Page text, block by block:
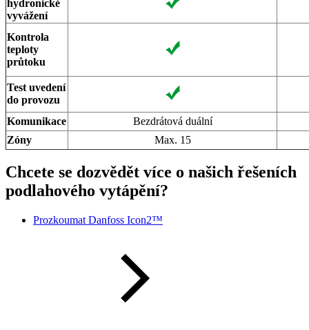
hydronické
vyvážení
Kontrola
teploty
průtoku
Test uvedení
do provozu
Komunikace
Bezdrátová duální
Zóny
Max. 15
Chcete se dozvědět více o našich řešeních
podlahového vytápění?
Prozkoumat Danfoss Icon2™